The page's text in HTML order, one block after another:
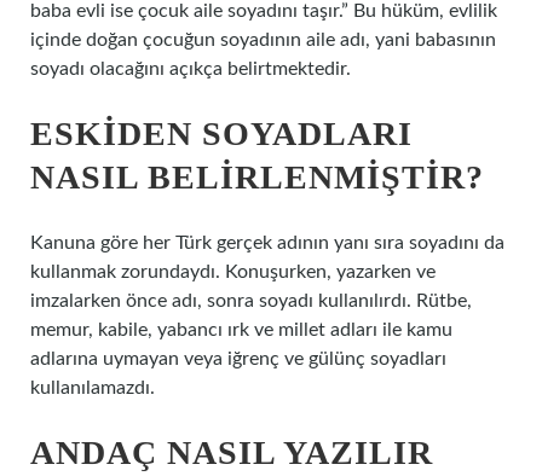
baba evli ise çocuk aile soyadını taşır.” Bu hüküm, evlilik
içinde doğan çocuğun soyadının aile adı, yani babasının
soyadı olacağını açıkça belirtmektedir.
ESKIDEN SOYADLARI
NASIL BELIRLENMIŞTIR?
Kanuna göre her Türk gerçek adının yanı sıra soyadını da
kullanmak zorundaydı. Konuşurken, yazarken ve
imzalarken önce adı, sonra soyadı kullanılırdı. Rütbe,
memur, kabile, yabancı ırk ve millet adları ile kamu
adlarına uymayan veya iğrenç ve gülünç soyadları
kullanılamazdı.
ANDAÇ NASIL YAZILIR